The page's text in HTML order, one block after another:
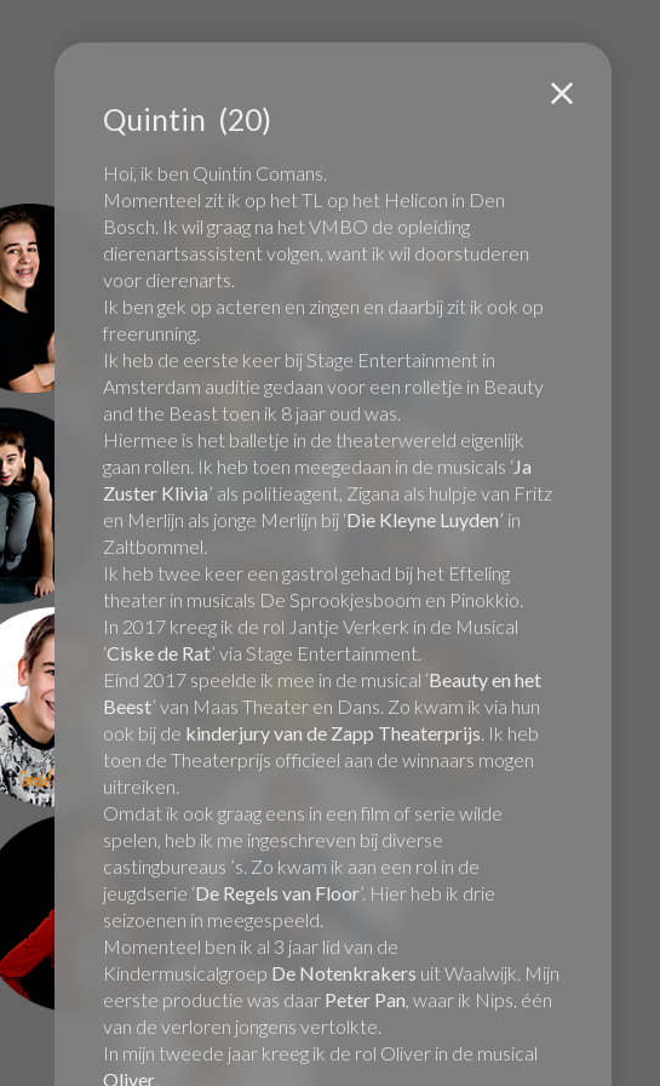
Quintin (20)
Hoi, ik ben Quintin Comans.
Momenteel zit ik op het TL op het Helicon in Den
Bosch. Ik wil graag na het VMBO de opleiding
dierenartsassistent volgen, want ik wil doorstuderen
voor dierenarts.
Ik ben gek op acteren en zingen en daarbij zit ik ook op
freerunning.
Ik heb de eerste keer bij Stage Entertainment in
Amsterdam auditie gedaan voor een rolletje in Beauty
and the Beast toen ik 8 jaar oud was.
Hiermee is het balletje in de theaterwereld eigenlijk
gaan rollen. Ik heb toen meegedaan in de musicals ‘Ja
Zuster Klivia’ als politieagent, Zigana als hulpje van Fritz
en Merlijn als jonge Merlijn bij ‘Die Kleyne Luyden’ in
Zaltbommel.
Ik heb twee keer een gastrol gehad bij het Efteling
theater in musicals De Sprookjesboom en Pinokkio.
In 2017 kreeg ik de rol Jantje Verkerk in de Musical
‘Ciske de Rat’ via Stage Entertainment.
Eind 2017 speelde ik mee in de musical ‘Beauty en het
Beest’ van Maas Theater en Dans. Zo kwam ik via hun
ook bij de kinderjury van de Zapp Theaterprijs. Ik heb
toen de Theaterprijs officieel aan de winnaars mogen
uitreiken.
Omdat ik ook graag eens in een film of serie wilde
spelen, heb ik me ingeschreven bij diverse
castingbureaus ’s. Zo kwam ik aan een rol in de
jeugdserie ‘De Regels van Floor’. Hier heb ik drie
seizoenen in meegespeeld.
Momenteel ben ik al 3 jaar lid van de
Kindermusicalgroep De Notenkrakers uit Waalwijk. Mijn
eerste productie was daar Peter Pan, waar ik Nips, één
van de verloren jongens vertolkte.
In mijn tweede jaar kreeg ik de rol Oliver in de musical
Oliver.